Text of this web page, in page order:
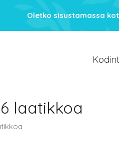
Oletko sisustamassa
6 laatikkoa